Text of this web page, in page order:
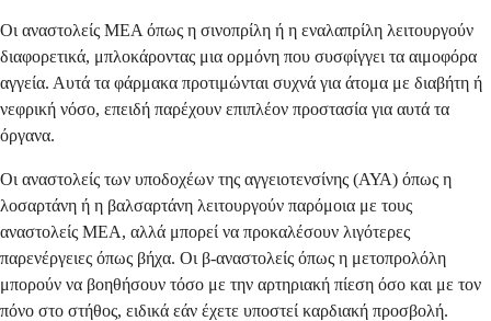
Οι αναστολείς ΜΕΑ όπως η σινοπρίλη ή η εναλαπρίλη λειτουργούν
διαφορετικά, μπλοκάροντας μια ορμόνη που συσφίγγει τα αιμοφόρα
αγγεία. Αυτά τα φάρμακα προτιμώνται συχνά για άτομα με διαβήτη ή
νεφρική νόσο, επειδή παρέχουν επιπλέον προστασία για αυτά τα
όργανα.
Οι αναστολείς των υποδοχέων της αγγειοτενσίνης (ΑΥΑ) όπως η
λοσαρτάνη ή η βαλσαρτάνη λειτουργούν παρόμοια με τους
αναστολείς ΜΕΑ, αλλά μπορεί να προκαλέσουν λιγότερες
παρενέργειες όπως βήχα. Οι β-αναστολείς όπως η μετοπρολόλη
μπορούν να βοηθήσουν τόσο με την αρτηριακή πίεση όσο και με τον
πόνο στο στήθος, ειδικά εάν έχετε υποστεί καρδιακή προσβολή.